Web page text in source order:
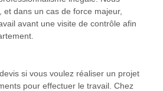
dans un cas de force majeur,
avant une visite de contrôle afin
si vous voulez réaliser un projet
pour effectuer le travail. Chez